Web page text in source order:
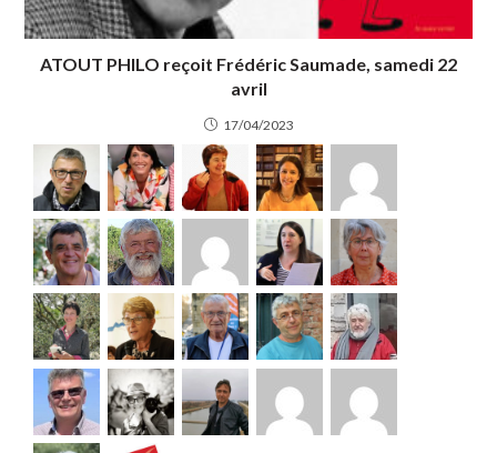
ATOUT PHILO reçoit Frédéric Saumade, samedi 22
avril
17/04/2023